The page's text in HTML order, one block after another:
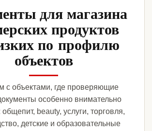
для магазина
продуктов
по профилю
объектов
с объектами, где проверяющие
особенно внимательно
beauty, услуги, торговля,
детские и образовательные